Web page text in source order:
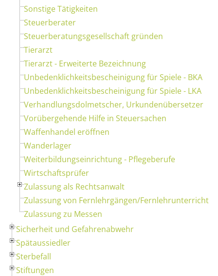
Sonstige Tätigkeiten
Steuerberater
Steuerberatungsgesellschaft gründen
Tierarzt
Tierarzt - Erweiterte Bezeichnung
Unbedenklichkeitsbescheinigung für Spiele - BKA
Unbedenklichkeitsbescheinigung für Spiele - LKA
Verhandlungsdolmetscher, Urkundenübersetzer
Vorübergehende Hilfe in Steuersachen
Waffenhandel eröffnen
Wanderlager
Weiterbildungseinrichtung - Pflegeberufe
Wirtschaftsprüfer
Zulassung als Rechtsanwalt
Zulassung von Fernlehrgängen/Fernlehrunterricht
Zulassung zu Messen
Sicherheit und Gefahrenabwehr
Spätaussiedler
Sterbefall
Stiftungen